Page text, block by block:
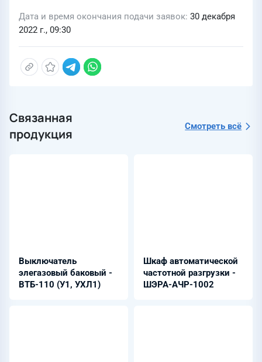
Дата и время окончания подачи заявок 30 декабря
2022 г., 09:30
Связанная
продукция
Смотреть всё
Выключатель
элегазовый баковый -
ВТБ-110 (У1, УХЛ1)
Шкаф автоматической
частотной разгрузки -
ШЭРА-АЧР-1002